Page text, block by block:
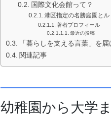
国際文化会館って？
港区指定の名勝庭園と
著者プロフィール
最近の投稿
「暮らしを支える言葉」を
関連記事
幼稚園から大学